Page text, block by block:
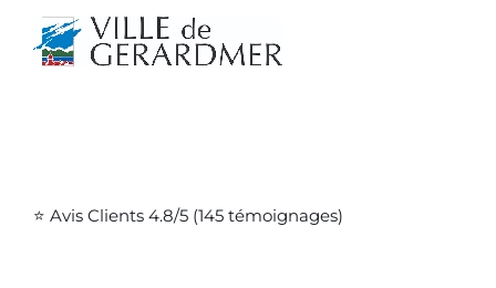
⭐ Avis Clients 4.8/5 (145 témoignages)